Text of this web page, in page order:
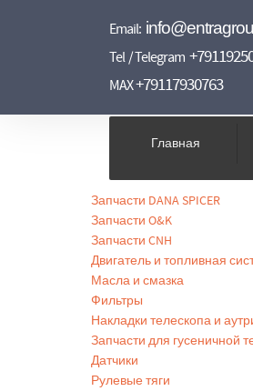
Email:
Tel / Telegram
MAX+79117930763
Главная
Запчасти DANA SPICER
Запчасти O&K
Запчасти CNH
Двигатель и топливная
Масла и смазка
Фильтры
Накладки телескопа и
Запчасти для гусеничной
Датчики
Рулевые тяги